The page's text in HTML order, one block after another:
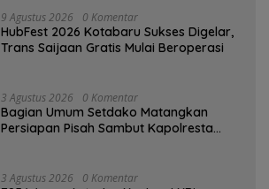
9 Agustus 2026 0 Komentar
HubFest 2026 Kotabaru Sukses Digelar,
Trans Saijaan Gratis Mulai Beroperasi
3 Agustus 2026 0 Komentar
Bagian Umum Setdako Matangkan
Persiapan Pisah Sambut Kapolresta
3 Agustus 2026 0 Komentar